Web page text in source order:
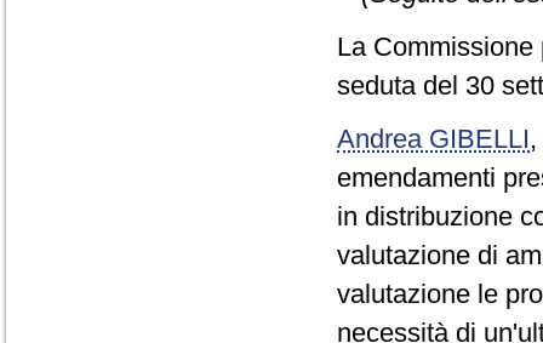
La
seduta del 30
Andrea GIBELLI,
emendamenti
in distribuzione
valutazione di
valutazione le
necessità di